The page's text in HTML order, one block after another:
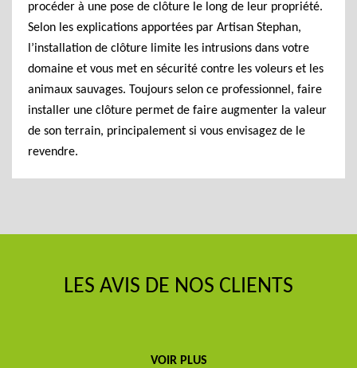
procéder à une pose de clôture le long de leur propriété.
Selon les explications apportées par Artisan Stephan,
l’installation de clôture limite les intrusions dans votre
domaine et vous met en sécurité contre les voleurs et les
animaux sauvages. Toujours selon ce professionnel, faire
installer une clôture permet de faire augmenter la valeur
de son terrain, principalement si vous envisagez de le
revendre.
LES AVIS DE NOS CLIENTS
VOIR PLUS